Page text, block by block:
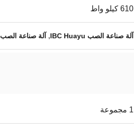
610 كيلو واط
آلة صناعة الصب IBC Huayu , آلة صناعة الصب IBC 1 طبقة
1 مجموعة